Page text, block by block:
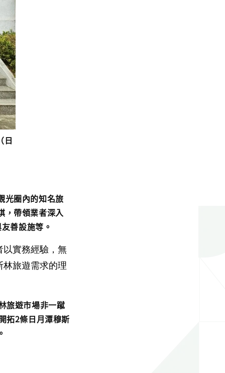
日
光圈內的知名旅
，帶領業者深入
善設施等。
以實務經驗，無
林旅遊需求的理
旅遊市場非一蹴
拓2條日月潭穆斯